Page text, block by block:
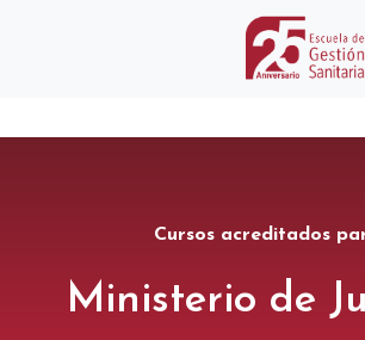
Cursos acreditados
Ministerio de